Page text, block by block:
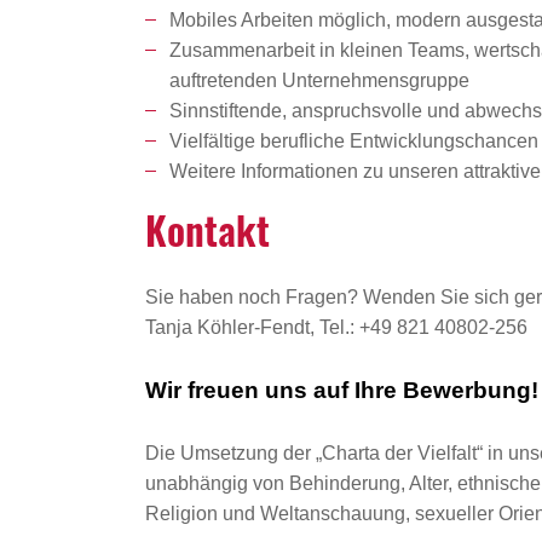
Mobiles Arbeiten möglich, modern
Zusammenarbeit in kleinen Teams,
auftretenden Unternehmensgruppe
Sinnstiftende, anspruchsvolle und
Vielfältige berufliche
Weitere Informationen zu unseren
Kontakt
Sie haben noch Fragen? Wenden Sie sich
Tanja Köhler-Fendt, Tel.: +49 821 40802-256
Wir freuen uns auf Ihre Bewerbung!
Die Umsetzung der „Charta der Vielfalt“ in
unabhängig von Behinderung, Alter,
Religion und Weltanschauung, sexueller